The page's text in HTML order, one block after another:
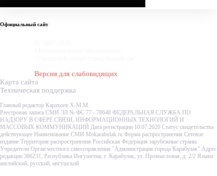
Официальный сайт
Версия для слабовидящих
Карта сайта
Техническая поддержка
Главный редактор Карахоев Х-М.М.
Реестровая запись СМИ ЭЛ № ФС 77 - 78648 ФЕДЕРАЛЬНАЯ СЛУЖБА ПО
НАДЗОРУ В СФЕРЕ СВЯЗИ, ИНФОРМАЦИОННЫХ ТЕХНОЛОГИЙ И
МАССОВЫХ КОММУНИКАЦИЙ Дата регистрации 10.07.2020 Статус свидетельства
действующее Наименование СМИ Mokarabulak.ru Форма распространения Сетевое
издание Территория распространения Российская Федерация зарубежные страны
Учредители Орган местного самоуправления "Администрация города Карабулак" Адрес
редакции 386231, Республика Ингушетия, г. Карабулак, ул. Промысловая, д. 2/2 Языки
английский, русский, ингушский